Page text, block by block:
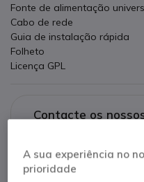
Fonte de alimentação
Cabo de rede
Guia de instalação rápida
Folheto
Licença GPL
Contacte os
A sua experiência no
prioridade